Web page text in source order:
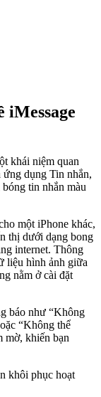
iMessage
khái niệm quan
dụng Tin nhắn,
tin nhắn màu
một iPhone khác,
thị dưới dạng bong
internet. Thông
liệu hình ảnh giữa
nằm ở cài đặt
báo như “Không
“Không thể
mờ, khiến bạn
khôi phục hoạt